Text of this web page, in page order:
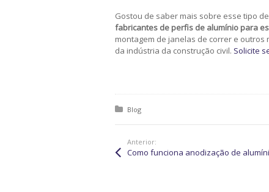
Gostou de saber mais sobre esse tipo
fabricantes de perfis de alumínio para
montagem de janelas de correr e
da indústria da construção civil. Solicite
Posted in:
Blog
Anterior: